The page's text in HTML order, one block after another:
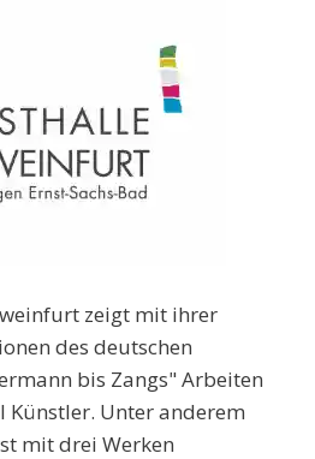
zeigt mit ihrer
des deutschen
bis Zangs" Arbeiten
Künstler. Unter anderem
mit drei Werken